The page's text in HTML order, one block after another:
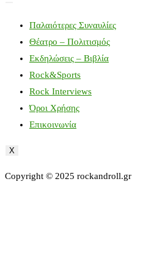
Παλαιότερες Συναυλίες
Θέατρο – Πολιτισμός
Εκδηλώσεις – Βιβλία
Rock&Sports
Rock Interviews
Όροι Χρήσης
Επικοινωνία
X
Copyright © 2025 rockandroll.gr